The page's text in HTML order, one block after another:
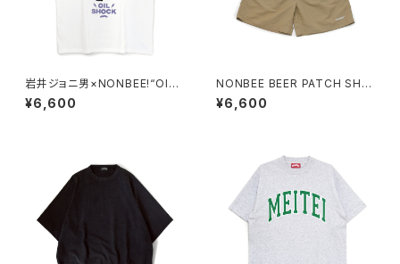
岩井ジョニ男×NONBEE!“OIL
SHOCK” TEE white/purple
¥6,600
NONBEE BEER PATCH SHO
RTS beige
¥6,600